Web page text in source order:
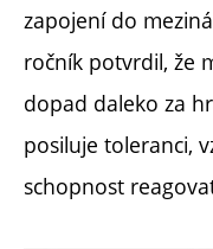
zapojení do
ročník potvrdil, že
dopad daleko za
posiluje toleranci,
schopnost